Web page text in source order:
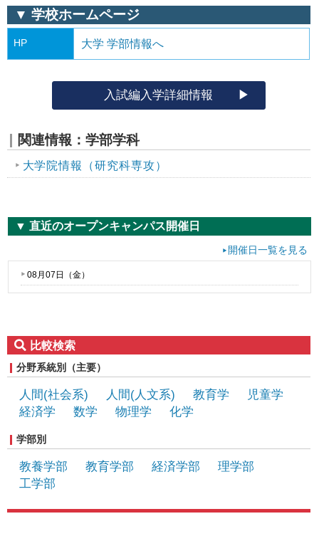
▼ 学校ホームページ
HP 大学 学部情報へ
入試編入学詳細情報
関連情報：学部学科
大学院情報（研究科専攻）
▼ 直近のオープンキャンパス開催日
開催日一覧を見る
08月07日（金）
比較検索
分野系統別（主要）
人間(社会系) 人間(人文系) 教育学
児童学
経済学
数学 物理学 化学
学部別
教養学部 教育学部 経済学部
理学部
工学部